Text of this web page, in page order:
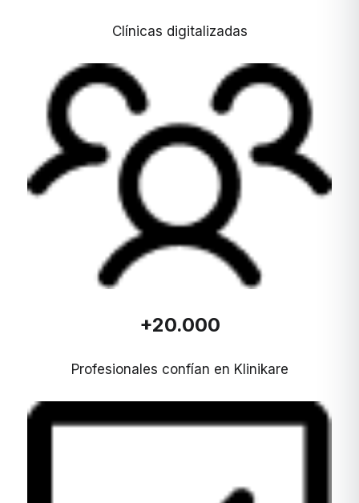
Clínicas digitalizadas
+20.000
Profesionales confían en Klinikare